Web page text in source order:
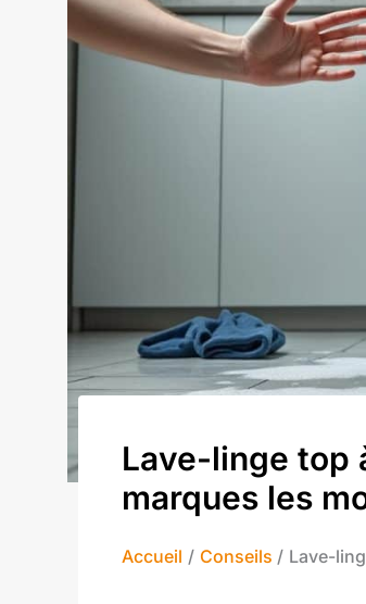
Lave-linge top
marques les
Accueil Conseils Lave-